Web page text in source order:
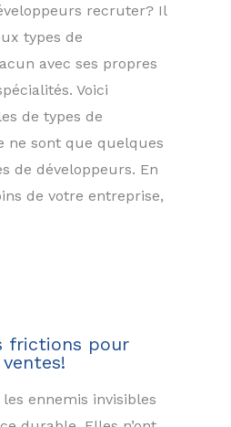
recruter? Il
types de
avec ses propres
Voici
de types de
ne sont que quelques
de développeurs. En
de votre entreprise,
frictions pour
ennemis invisibles